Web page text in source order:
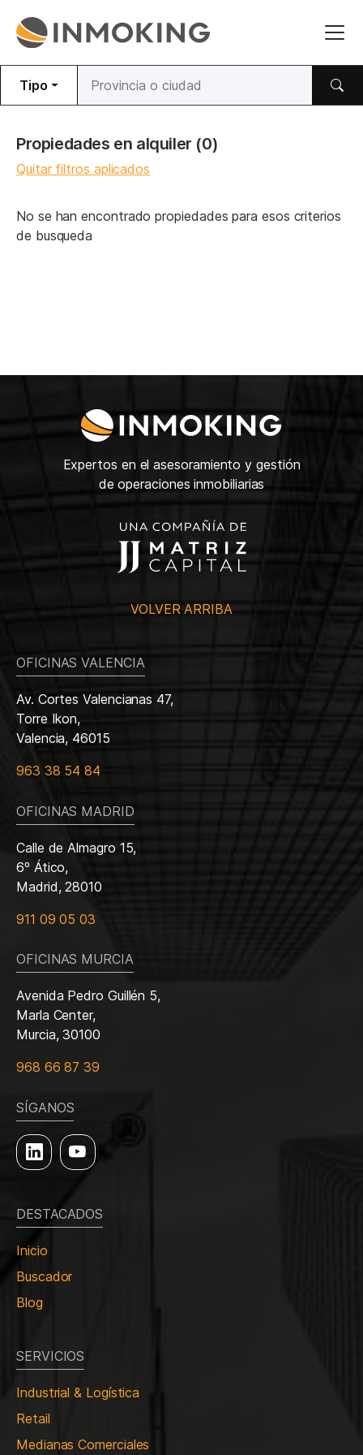
Tipo
Propiedades en alquiler (0)
Quitar filtros aplicados
No se han encontrado propiedades para esos criterios
de busqueda
Expertos en el asesoramiento y gestión
de operaciones inmobiliarias
VOLVER ARRIBA
OFICINAS VALENCIA
Av. Cortes Valencianas 47,
Torre Ikon,
Valencia, 46015
963 38 54 84
OFICINAS MADRID
Calle de Almagro 15,
6º Ático,
Madrid, 28010
911 09 05 03
OFICINAS MURCIA
Avenida Pedro Guillén 5,
Marla Center,
Murcia, 30100
968 66 87 39
SÍGANOS
DESTACADOS
Inicio
Buscador
Blog
SERVICIOS
Industrial & Logística
Retail
Medianas Comerciales